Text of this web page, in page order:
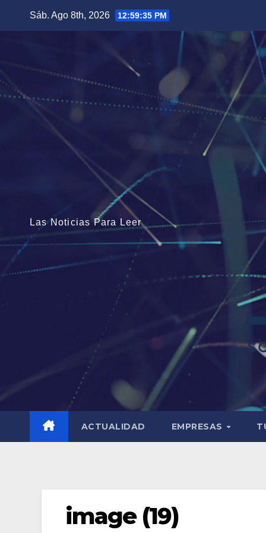
Sáb. Ago 8th, 2026 12:59:36 PM
Las Noticias Para Leer
ACTUALIDAD EMPRESAS
image (19)